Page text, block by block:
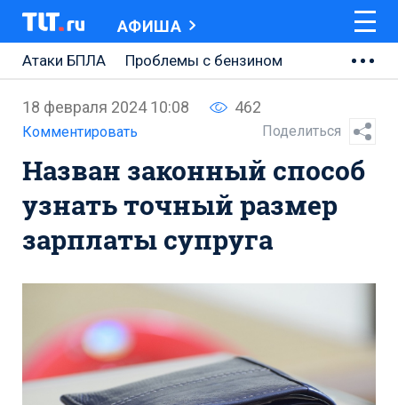
АФИША
Атаки БПЛА
Проблемы с бензином
АВТОВАЗ
Ремонт Центральной площади
Ремонт Обводного шоссе
Набережная Тольятти
Неделя Тольятти
18 февраля 2024 10:08 462
Комментировать Поделиться
Назван законный способ
узнать точный размер
зарплаты супруга